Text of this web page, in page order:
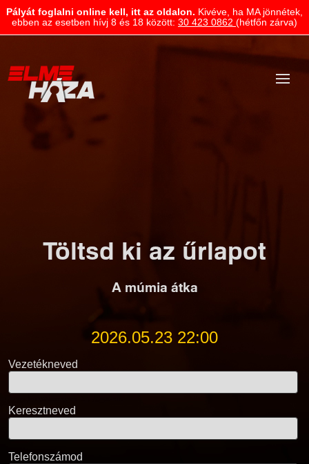
Pályát foglalni online kell, itt az oldalon. Kivéve, ha MA jönnétek,
ebben az esetben hívj 8 és 18 között: 30 423 0862 (hétfőn zárva)
Töltsd ki az űrlapot
A múmia átka
2026.05.23 22:00
Vezetékneved
Keresztneved
Telefonszámod